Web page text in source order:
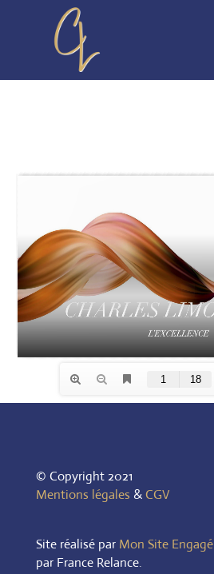
© Copyright 2021
Mentions légales &CGV
Site réalisé par Mon Site Engagé
par France Relance.